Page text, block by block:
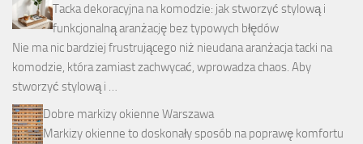
Tacka dekoracyjna na komodzie: jak stworzyć stylową i
funkcjonalną aranżację bez typowych błędów
Nie ma nic bardziej frustrującego niż nieudana aranżacja tacki na
komodzie, która zamiast zachwycać, wprowadza chaos. Aby
stworzyć stylową i …
Dobre markizy okienne Warszawa
Markizy okienne to doskonały sposób na poprawę komfortu